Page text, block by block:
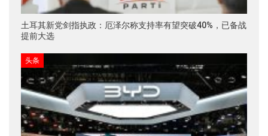
土耳其新党剑指执政：厄泽尔称支持率有望突破40%，已备战
提前大选
头条